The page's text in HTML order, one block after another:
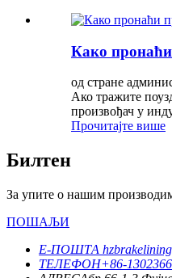
Како пронаћи
од стране
Ако тражите
произвођач у
Прочитајте више
Билтен
За упите о нашим
ПОШАЉИ
Е-ПОШТА
ТЕЛЕФОН+86-